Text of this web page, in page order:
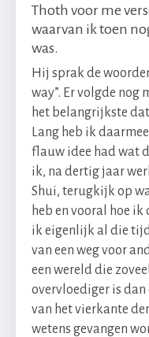
Thoth voor me
waarvan ik toen
was.
Hij sprak de
way”. Er volgde nog
het belangrijkste
Lang heb ik
flauw idee had wat
ik, na dertig jaar
Shui, terugkijk op
heb en vooral hoe
ik eigenlijk al die tijd
van een weg voor
een wereld die
overvloediger is
van het vierkante
wetens gevangen